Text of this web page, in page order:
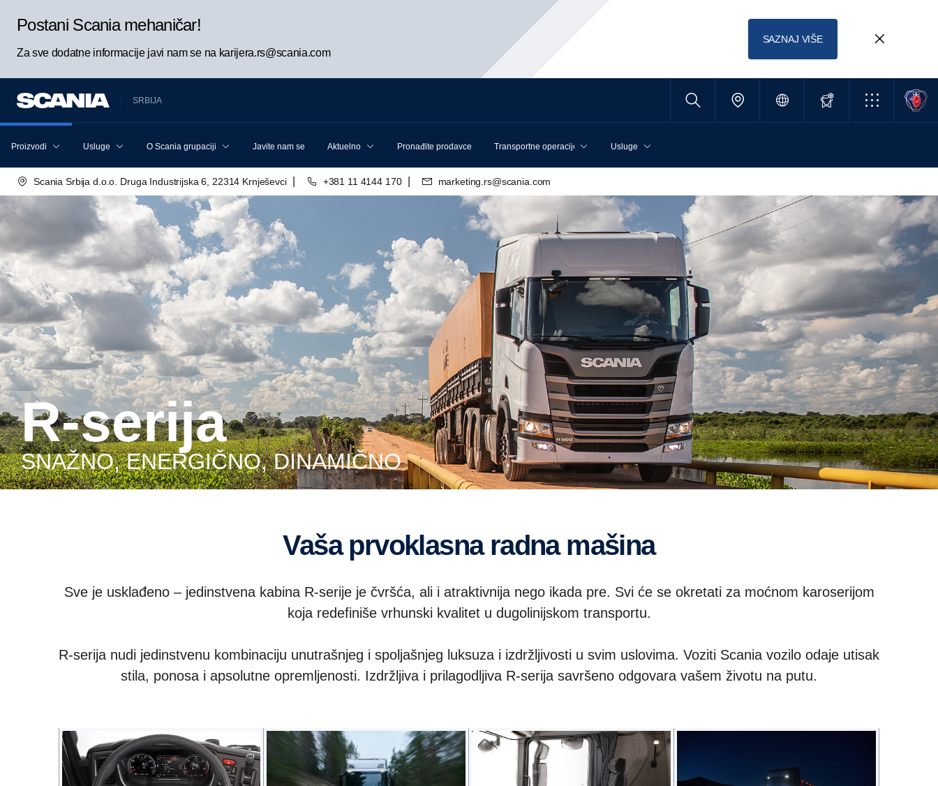
Postani Scania mehaničar!
Za sve dodatne informacije javi nam se na karijera.rs@scania.com
SAZNAJ VIŠE
SRBIJA
Proizvodi Usluge O Scania grupaciji Javite nam se Aktuelno Pronađite prodavce Transportne operacije Usluge
Scania Srbija d.o.o. Druga Industrijska 6, 22314 Krnješevci +381 11 4144 170 marketing.rs@scania.com
R-serija
SNAŽNO, ENERGIČNO, DINAMIČNO
Vaša prvoklasna radna mašina
Sve je usklađeno – jedinstvena kabina R-serije je čvršća, ali i atraktivnija nego ikada pre. Svi će se okretati za moćnom karoserijom
koja redefiniše vrhunski kvalitet u dugolinijskom transportu.
R-serija nudi jedinstvenu kombinaciju unutrašnjeg i spoljašnjeg luksuza i izdržljivosti u svim uslovima. Voziti Scania vozilo odaje utisak
stila, ponosa i apsolutne opremljenosti. Izdržljiva i prilagodljiva R-serija savršeno odgovara vašem životu na putu.